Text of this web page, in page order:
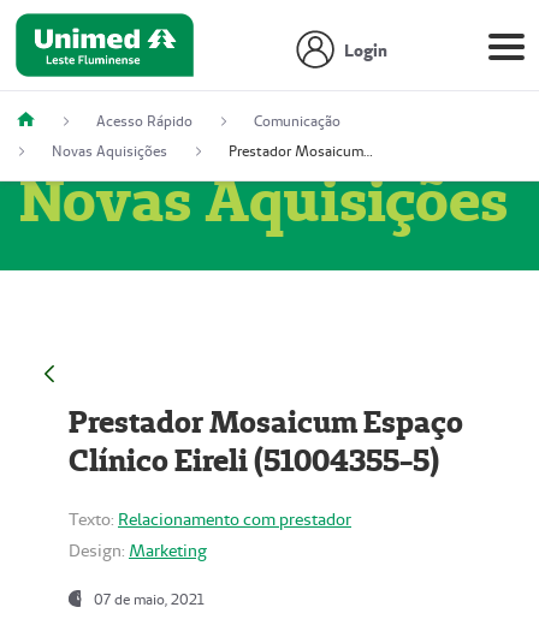
Login
Acesso Rápido
Comunicação
Novas Aquisições
Prestador Mosaicum Espaço Clínico Eireli (51004355-5)
Novas Aquisições
Prestador Mosaicum Espaço
Clínico Eireli (51004355-5)
Texto: Relacionamento com prestador
Design: Marketing
07 de maio, 2021